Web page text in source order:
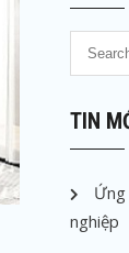
TIN
nghiệp